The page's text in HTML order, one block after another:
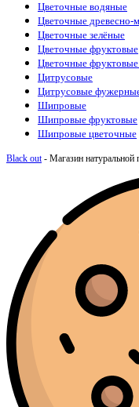
Цветочные водяные
Цветочные древесно-
Цветочные зелёные
Цветочные фруктовые
Цветочные фруктовые
Цитрусовые
Цитрусовые
Шипровые
Шипровые фруктовые
Шипровые цветочные
Black out- Магазин